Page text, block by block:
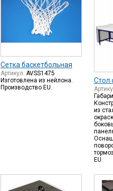
Сетка баскетбольная
Артикул: AVSS1475
Изготовлена из нейлона.
Производство EU.
Стол
из
EU.